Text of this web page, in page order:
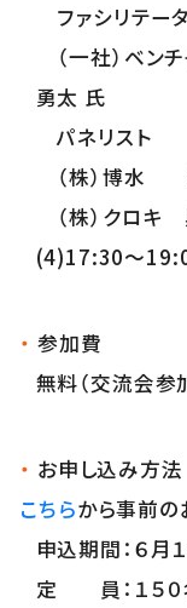
ファシリテー
（一社）ベ
勇太 氏
パネリスト
（株）博水
（株）クロキ
(4)17:30～
参加費
無料（交流会参
お申し込み方法
こちらから事前の
申込期間：６月
定 員：１５０